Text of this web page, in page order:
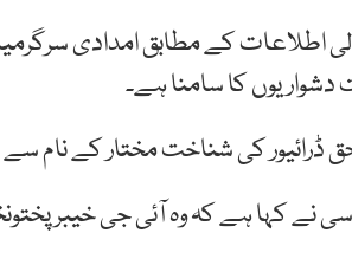
اطلاعات کے مطابق امدادی
کا سامنا ہے۔
ڈرائیور کی شناخت مختار کے
نے کہا ہے کہ وہ آئی جی